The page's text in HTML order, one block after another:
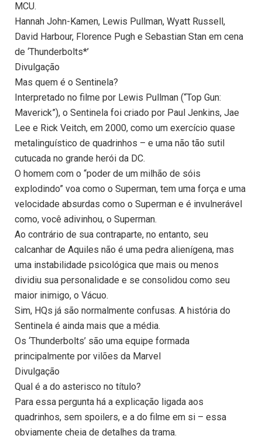
MCU.
Hannah John-Kamen, Lewis Pullman, Wyatt Russell,
David Harbour, Florence Pugh e Sebastian Stan em cena
de ‘Thunderbolts*’
Divulgação
Mas quem é o Sentinela?
Interpretado no filme por Lewis Pullman (“Top Gun:
Maverick”), o Sentinela foi criado por Paul Jenkins, Jae
Lee e Rick Veitch, em 2000, como um exercício quase
metalinguístico de quadrinhos – e uma não tão sutil
cutucada no grande herói da DC.
O homem com o “poder de um milhão de sóis
explodindo” voa como o Superman, tem uma força e uma
velocidade absurdas como o Superman e é invulnerável
como, você adivinhou, o Superman.
Ao contrário de sua contraparte, no entanto, seu
calcanhar de Aquiles não é uma pedra alienígena, mas
uma instabilidade psicológica que mais ou menos
dividiu sua personalidade e se consolidou como seu
maior inimigo, o Vácuo.
Sim, HQs já são normalmente confusas. A história do
Sentinela é ainda mais que a média.
Os ‘Thunderbolts’ são uma equipe formada
principalmente por vilões da Marvel
Divulgação
Qual é a do asterisco no título?
Para essa pergunta há a explicação ligada aos
quadrinhos, sem spoilers, e a do filme em si – essa
obviamente cheia de detalhes da trama.